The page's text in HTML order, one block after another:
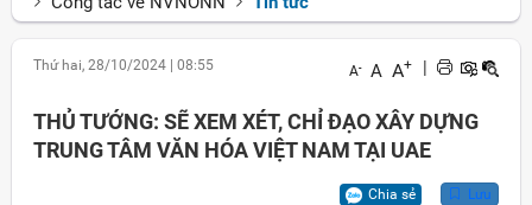
Thứ hai, 28/10/2024 08:55 A- A A+ |
THỦ TƯỚNG: SẼ XEM XÉT, CHỈ ĐẠO XÂY DỰNG
TRUNG TÂM VĂN HÓA VIỆT NAM TẠI UAE
Chia sẻ Lưu